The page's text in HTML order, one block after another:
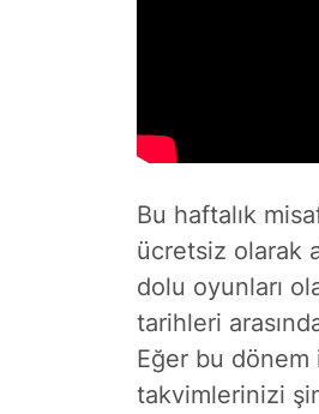
Bu haftalık
ücretsiz olarak
dolu oyunları
tarihleri
Eğer bu dönem
takvimlerinizi